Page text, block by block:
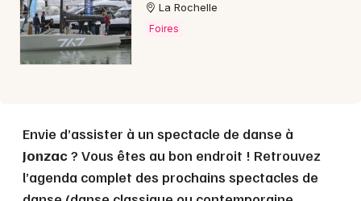
Mon email
La Rochelle
Foires
Envie d’assister à un spectacle de danse à
Jonzac ? Vous êtes au bon endroit ! Retrouvez
l’agenda complet des prochains spectacles de